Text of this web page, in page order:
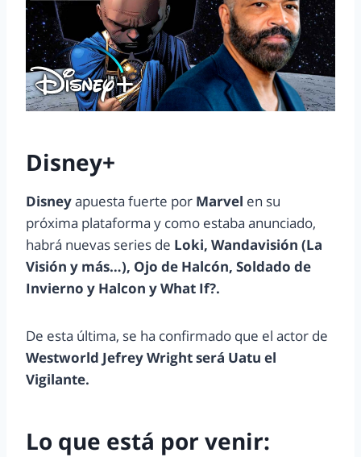
Disney+
Disneyapuesta fuerte por Marvel en su
próxima plataforma y como estaba anunciado,
habrá nuevas series de Loki, Wandavisión (La
Visión y más…), Ojo de Halcón, Soldado de
Invierno y Halcon y What If?.
De esta última, se ha confirmado que el actor de
Westworld Jefrey Wright será Uatu el
Vigilante.
Lo que está por venir: